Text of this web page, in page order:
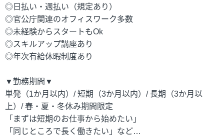
◎日払い・週払い（規定あり）
◎官公庁関連のオフィスワーク多数
◎未経験からスタートもOk
◎スキルアップ講座あり
◎年次有給休暇制度あり
▼勤務期間▼
単発（1か月以内）/ 短期（3か月以内）/ 長期（3か月以
上）/ 春・夏・冬休み期間限定
「まずは短期のお仕事から始めたい」
「同じところで長く働きたい」など…